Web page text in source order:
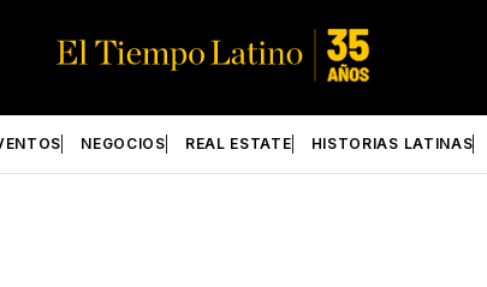
NEGOCIOS REAL ESTATE HISTORIAS LATINAS